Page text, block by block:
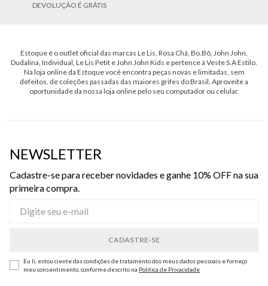
DEVOLUÇÃO É GRÁTIS
Estoque é o outlet oficial das marcas Le Lis, Rosa Chá, Bo.Bô, John John,
Dudalina, Individual, Le Lis Petit e John John Kids e pertence à Veste S.A Estilo.
Na loja online da Estoque você encontra peças novas e limitadas, sem
defeitos, de coleções passadas das maiores grifes do Brasil. Aproveite a
oportunidade da nossa loja online pelo seu computador ou celular.
NEWSLETTER
Cadastre-se para receber novidades e ganhe 10% OFF na sua
primeira compra.
Eu li, estou ciente das condições de tratamento dos meus dados pessoais e forneço
meu consentimento, conforme descrito na Política de Privacidade